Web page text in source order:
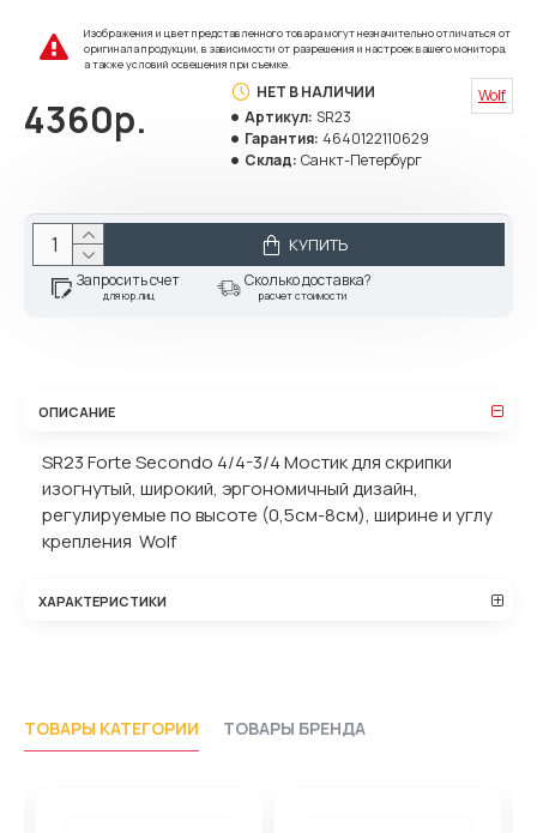
Изображения и цвет представленного товара могут незначительно отличаться от
оригинала продукции, в зависимости от разрешения и настроек вашего монитора,
а также условий освещения при съемке.
4360р.
НЕТ В НАЛИЧИИ
Артикул: SR23
Гарантия: 4640122110629
Склад: Санкт-Петербург
Wolf
КУПИТЬ
Запросить счет
для юр.лиц
Сколько доставка?
расчет стоимости
ОПИСАНИЕ
SR23 Forte Secondo 4/4-3/4 Мостик для скрипки
изогнутый, широкий, эргономичный дизайн,
регулируемые по высоте (0,5см-8см), ширине и углу
крепления Wolf
ХАРАКТЕРИСТИКИ
ТОВАРЫ КАТЕГОРИИ ТОВАРЫ БРЕНДА